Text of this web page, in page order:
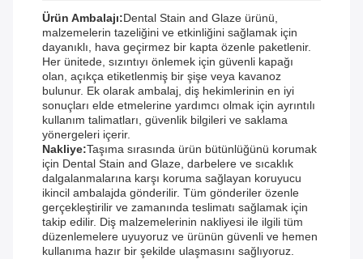
Ürün Ambalajı:Dental Stain and Glaze ürünü,
malzemelerin tazeliğini ve etkinliğini sağlamak için
dayanıklı, hava geçirmez bir kapta özenle paketlenir.
Her ünitede, sızıntıyı önlemek için güvenli kapağı
olan, açıkça etiketlenmiş bir şişe veya kavanoz
bulunur. Ek olarak ambalaj, diş hekimlerinin en iyi
sonuçları elde etmelerine yardımcı olmak için ayrıntılı
kullanım talimatları, güvenlik bilgileri ve saklama
yönergeleri içerir.
Nakliye:Taşıma sırasında ürün bütünlüğünü korumak
için Dental Stain and Glaze, darbelere ve sıcaklık
dalgalanmalarına karşı koruma sağlayan koruyucu
ikincil ambalajda gönderilir. Tüm gönderiler özenle
gerçekleştirilir ve zamanında teslimatı sağlamak için
takip edilir. Diş malzemelerinin nakliyesi ile ilgili tüm
düzenlemelere uyuyoruz ve ürünün güvenli ve hemen
kullanıma hazır bir şekilde ulaşmasını sağlıyoruz.